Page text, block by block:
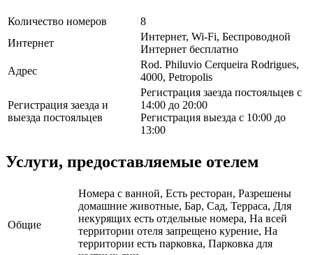
Количество номеров
8
Интернет
Интернет, Wi-Fi, Беспроводной
Интернет бесплатно
Адрес
Rod. Philuvio Cerqueira Rodrigues,
4000, Petropolis
Регистрация заезда и
выезда постояльцев
Регистрация заезда постояльцев с
14:00 до 20:00
Регистрация выезда с 10:00 до
13:00
Услуги, предоставляемые отелем
Общие
Номера с ванной, Есть ресторан, Разрешены
домашние животные, Бар, Сад, Терраса, Для
некурящих есть отдельные номера, На всей
территории отеля запрещено курение, На
территории есть парковка, Парковка для